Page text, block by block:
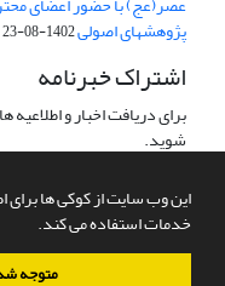
این وب سایت از کوکی ها برای
خدمات استفاده می کند.
متوجه
پژوهشهای اصولی1402-08-23
اشتراک خبرنامه
برای دریافت اخبار و
شوید.